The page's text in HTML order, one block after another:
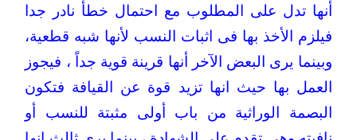
أنها تدل على المطلوب مع احتمال خطأ نادر جدا
فيلزم الأخذ بها فى اثبات النسب لأنها شبه قطعية،
وبينما يرى البعض الآخر أنها قرينة قوية جداً ، فيجوز
العمل بها حيث انها تزيد قوة عن القيافة فتكون
البصمة الوراثية من باب أولى مثبتة للنسب أو